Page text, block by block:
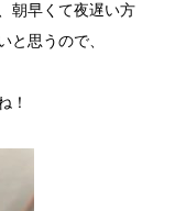
朝早くて夜遅い方
と思うので、
！